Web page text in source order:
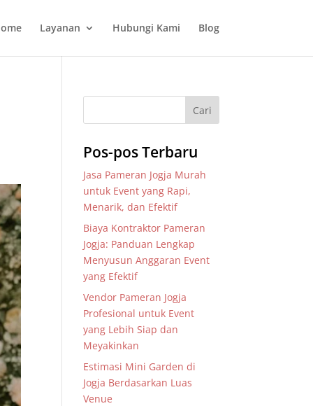
Layanan Hubungi Kami Blog
Pos-pos Terbaru
Jasa Pameran Jogja Murah
untuk Event yang Rapi,
Menarik, dan Efektif
Biaya Kontraktor Pameran
Jogja: Panduan Lengkap
Menyusun Anggaran Event
yang Efektif
Vendor Pameran Jogja
Profesional untuk Event
yang Lebih Siap dan
Meyakinkan
Estimasi Mini Garden di
Jogja Berdasarkan Luas
Venue